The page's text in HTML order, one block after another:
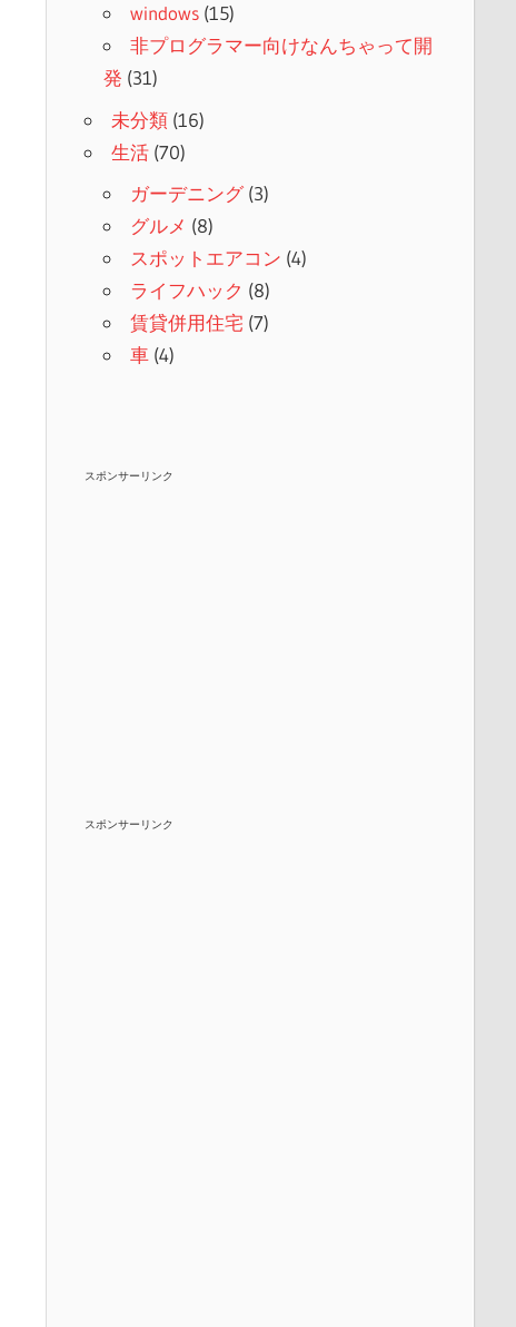
windows(15)
非プログラマー向けなんちゃって開
発 (31)
未分類(16)
生活(70)
ガーデニング(3)
グルメ (8)
スポットエアコン (4)
ライフハック (8)
賃貸併用住宅 (7)
車(4)
スポンサーリンク
スポンサーリンク